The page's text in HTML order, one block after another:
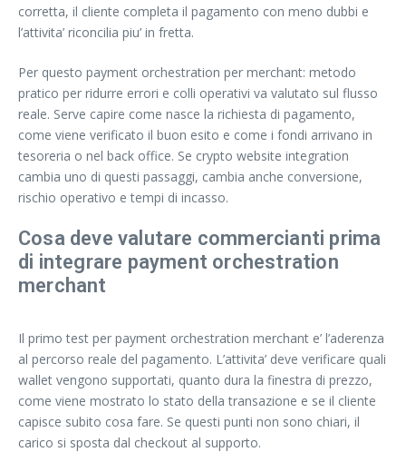
corretta, il cliente completa il pagamento con meno dubbi e
l’attivita’ riconcilia piu’ in fretta.
Per questo payment orchestration per merchant: metodo
pratico per ridurre errori e colli operativi va valutato sul flusso
reale. Serve capire come nasce la richiesta di pagamento,
come viene verificato il buon esito e come i fondi arrivano in
tesoreria o nel back office. Se crypto website integration
cambia uno di questi passaggi, cambia anche conversione,
rischio operativo e tempi di incasso.
Cosa deve valutare commercianti prima
di integrare payment orchestration
merchant
Il primo test per payment orchestration merchant e’ l’aderenza
al percorso reale del pagamento. L’attivita’ deve verificare quali
wallet vengono supportati, quanto dura la finestra di prezzo,
come viene mostrato lo stato della transazione e se il cliente
capisce subito cosa fare. Se questi punti non sono chiari, il
carico si sposta dal checkout al supporto.